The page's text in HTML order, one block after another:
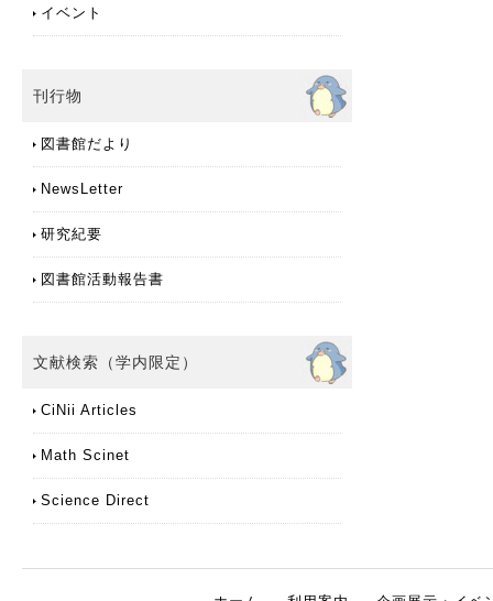
イベント
刊行物
図書館だより
NewsLetter
研究紀要
図書館活動報告書
文献検索（学内限定）
CiNii Articles
Math Scinet
Science Direct